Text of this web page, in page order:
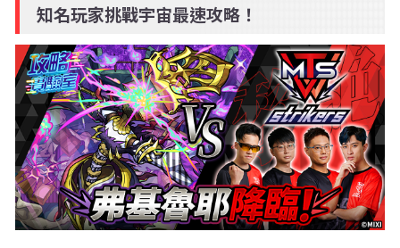
知名玩家挑戰宇宙最速攻略！